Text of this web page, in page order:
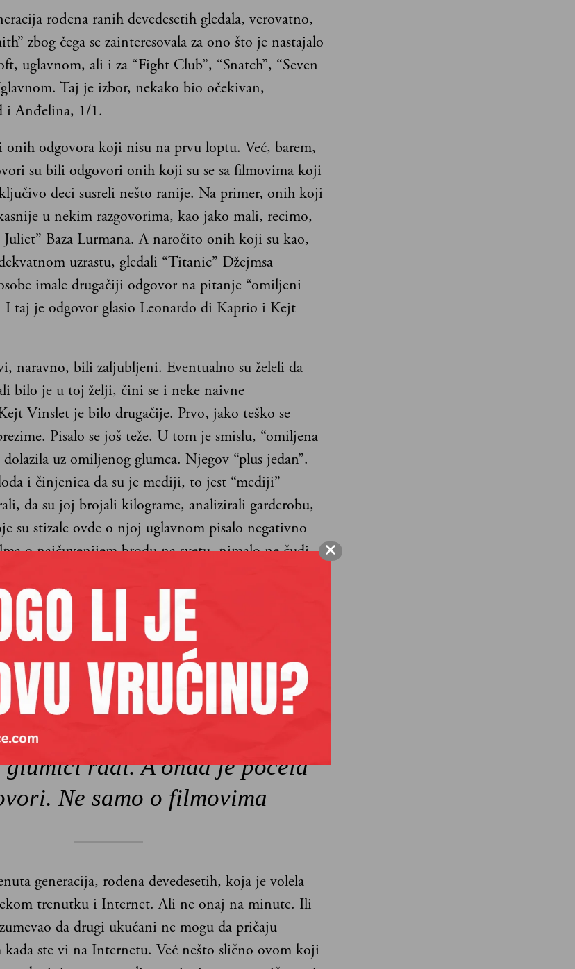
rođena ranih devedesetih gledala, verovatno,
zbog čega se zainteresovala za ono što je nastajalo
uglavnom, ali i za “Fight Club”, “Snatch”, “Seven
Taj je izbor, nekako bio očekivan,
i Anđelina, 1/1.
odgovora koji nisu na prvu loptu. Već, barem,
su bili odgovori onih koji su se sa filmovima koji
deci susreli nešto ranije. Na primer, onih koji
u nekim razgovorima, kao jako mali, recimo,
Juliet” Baza Lurmana. A naročito onih koji su kao,
uzrastu, gledali “Titanic” Džejmsa
imale drugačiji odgovor na pitanje “omiljeni
I taj je odgovor glasio Leonardo di Kaprio i Kejt
naravno, bili zaljubljeni. Eventualno su želeli da
bilo je u toj želji, čini se i neke naivne
Vinslet je bilo drugačije. Prvo, jako teško se
Pisalo se još teže. U tom je smislu, “omiljena
uz omiljenog glumca. Njegov “plus jedan”.
i činjenica da su je mediji, to jest “mediji”
da su joj brojali kilograme, analizirali garderobu,
su stizale ovde o njoj uglavnom pisalo negativno
o najčuvenijem brodu na svetu, nimalo ne čudi
ime ako ne želite da upišete Anđelinu i Breda jer
Kejt Vinslet dobila prvog
je zaista postalo jasno o
glumici radi. A onda je počela
Ne samo o filmovima
generacija, rođena devedesetih, koja je volela
trenutku i Internet. Ali ne onaj na minute. Ili
da drugi ukućani ne mogu da pričaju
ste vi na Internetu. Već nešto slično ovom koji